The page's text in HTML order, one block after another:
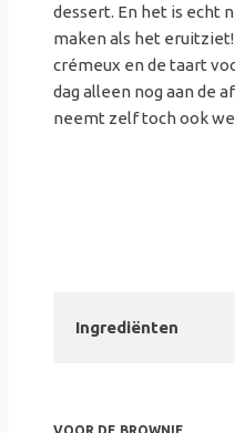
dessert. En het is echt
maken als het
crémeux en de taart
dag alleen nog aan de
neemt zelf toch ook
Ingrediënten